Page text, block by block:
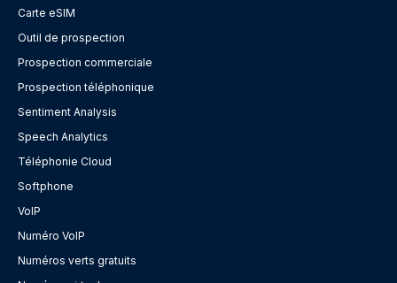
Carte eSIM
Outil de prospection
Prospection commerciale
Prospection téléphonique
Sentiment Analysis
Speech Analytics
Téléphonie Cloud
Softphone
VoIP
Numéro VoIP
Numéros verts gratuits